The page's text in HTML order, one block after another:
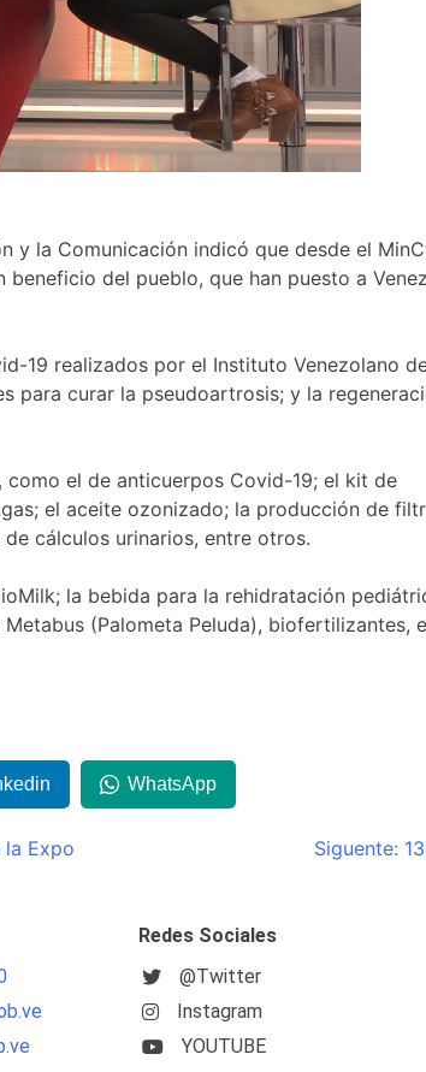
y la Comunicación indicó que desde el
del pueblo, que han puesto a
19 realizados por el Instituto Venezolano
para curar la pseudoartrosis; y la
el de anticuerpos Covid-19; el kit de
el aceite ozonizado; la producción de
cálculos urinarios, entre otros.
la bebida para la rehidratación
(Palometa Peluda), biofertilizantes,
WhatsApp
Expo
Siguente:
Redes Sociales
@Twitter
Instagram
YOUTUBE